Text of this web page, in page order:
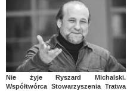
Nie żyje Ryszard Michalski.
Współtwórca Stowarzyszenia Tratwa